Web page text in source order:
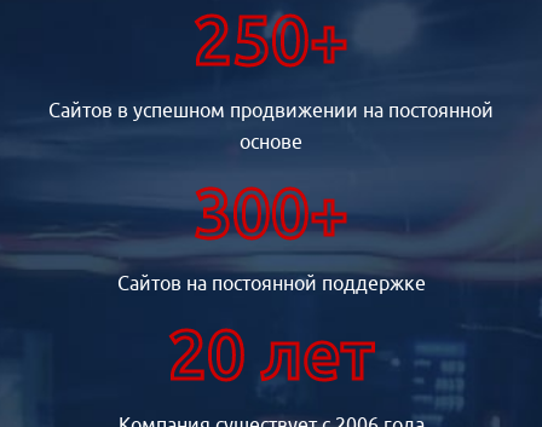
250+
Сайтов в успешном продвижении на постоянной
основе
300+
Сайтов на постоянной поддержке
20 лет